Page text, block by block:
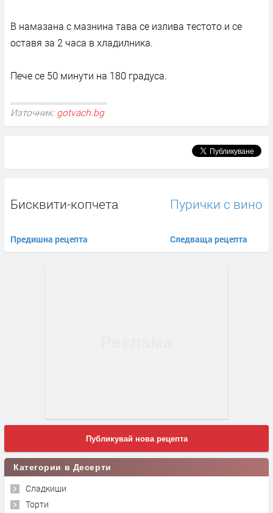
В намазана с мазнина тава се излива тестото и се
оставя за 2 часа в хладилника.
Пече се 50 минути на 180 градуса.
Източник: gotvach.bg
Бисквити-копчета
Предишна рецепта
Пурички с вино
Следваща рецепта
Публикувай нова рецепта
Категории в Десерти
Сладкиши
Торти